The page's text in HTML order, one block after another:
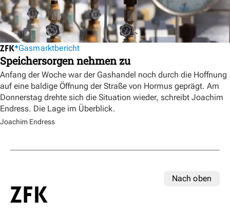
Gasmarktbericht
Speichersorgen nehmen zu
Anfang der Woche war der Gashandel noch durch die Hoffnung
auf eine baldige Öffnung der Straße von Hormus geprägt. Am
Donnerstag drehte sich die Situation wieder, schreibt Joachim
Endress. Die Lage im Überblick.
Joachim Endress
Nach oben